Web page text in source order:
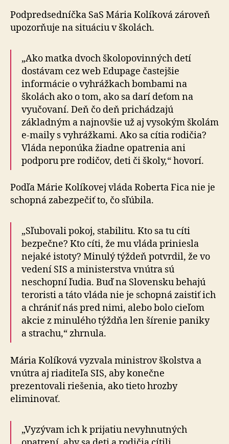
Podpredsedníčka SaS Mária Kolíková zároveň
upozorňuje na situáciu v školách.
„Ako matka dvoch školopovinných detí
dostávam cez web Edupage častejšie
informácie o vyhrážkach bombami na
školách ako o tom, ako sa darí deťom na
vyučovaní. Deň čo deň prichádzajú
základným a naj­nov­šie už aj vysokým školám
e-maily s vyhrážkami. Ako sa cítia rodičia?
Vláda neponúka žiadne opatrenia ani
podporu pre rodičov, deti či školy,“ hovorí.
Podľa Márie Kolíkovej vláda Roberta Fica nie je
schopná zabezpečiť to, čo sľúbila.
„Sľubovali pokoj, stabilitu. Kto sa tu cíti
bezpečne? Kto cíti, že mu vláda priniesla
nejaké istoty? Minulý týždeň potvrdil, že vo
vedení SIS a ministerstva vnútra sú
neschopní ľudia. Buď na Slovensku behajú
teroristi a táto vláda nie je schopná zaistiť ich
a chrániť nás pred nimi, alebo bolo cieľom
akcie z minulého týždňa len šírenie paniky
a strachu,“ zhrnula.
Mária Kolíková vyzvala ministrov školstva a
vnútra aj riaditeľa SIS, aby konečne
prezentovali riešenia, ako tieto hrozby
eliminovať.
„Vyzývam ich k prijatiu nevyhnutných